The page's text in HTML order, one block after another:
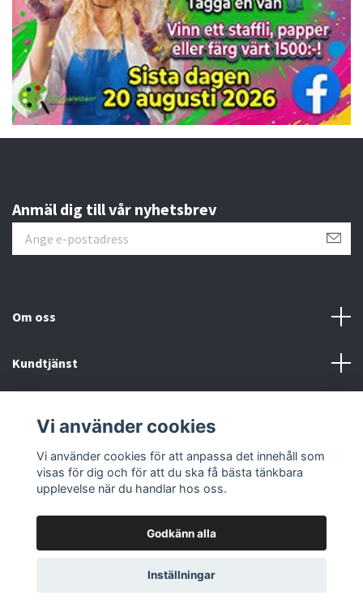
Anmäl dig till vår nyhetsbrev
Om oss
Kundtjänst
Sociala medier
© 2026 Färgpaletten
Vi använder cookies
Vi använder cookies för att anpassa det innehåll som
visas för dig och för att du ska få bästa tänkbara
upplevelse när du handlar hos oss.
Godkänn alla
Inställningar